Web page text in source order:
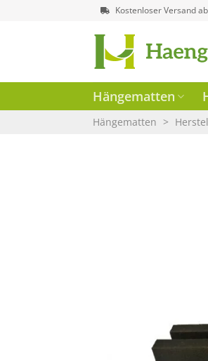
Kostenloser Versand
Hängematten
Hängematten >